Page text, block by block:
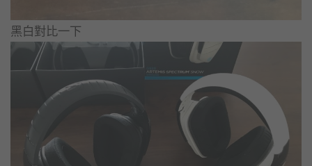
黑白對比一下